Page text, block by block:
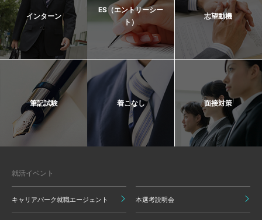
インターン
ES（エントリーシー
ト）
志望動機
筆記試験 着こなし 面接対策
就活イベント
キャリアパーク就職エージェント 本選考説明会